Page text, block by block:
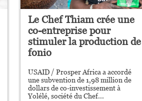
Le Chef Thiam crée une
co-entreprise pour
stimuler la production de
fonio
USAID / Prosper Africa a accordé
une subvention de 1,98 million de
dollars de co-investissement à
Yolélé, société du Chef...